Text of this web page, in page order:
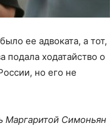
ее адвоката, а тот,
подала ходатайство о
но его не
Маргаритой Симоньян